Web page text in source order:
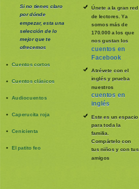
Si no tienes claro
por dónde
empezar, esta una
selección de lo
mejor que te
ofrecemos
Cuentos cortos
Cuentos clásicos
Audiocuentos
Caperucita roja
Cenicienta
El patito feo
Únete a la gran red
de lectores. Ya
somos más de
170.000 a los que
nos gustan los
cuentos en
Facebook
Atrévete con el
inglés y prueba
nuestros
cuentos en
inglés
Este es un espacio
para toda la
familia
Compártelo con
tus niños y con tus
amigos